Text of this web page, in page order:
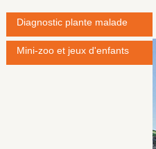
Diagnostic plante malade
Mini-zoo et jeux d'enfants